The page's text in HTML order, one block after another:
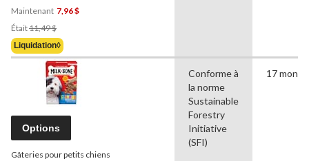
Maintenant 7,96 $
Était11,49 $
Était
11,49 $
Liquidation◊
Options
Gâteries pour petits chiens
Conforme à
la norme
Sustainable
Forestry
Initiative
(SFI)
17 mon